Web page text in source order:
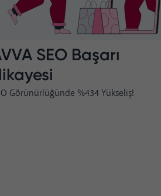
SEO Başarı
Görünürlüğünde %434 Yükseliş!